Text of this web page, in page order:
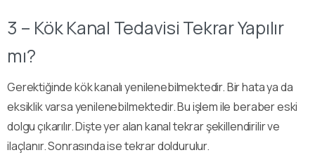
3 – Kök Kanal Tedavisi Tekrar Yapılır
mı?
Gerektiğinde kök kanalı yenilenebilmektedir. Bir hata ya da
eksiklik varsa yenilenebilmektedir. Bu işlem ile beraber eski
dolgu çıkarılır. Dişte yer alan kanal tekrar şekillendirilir ve
ilaçlanır. Sonrasında ise tekrar doldurulur.